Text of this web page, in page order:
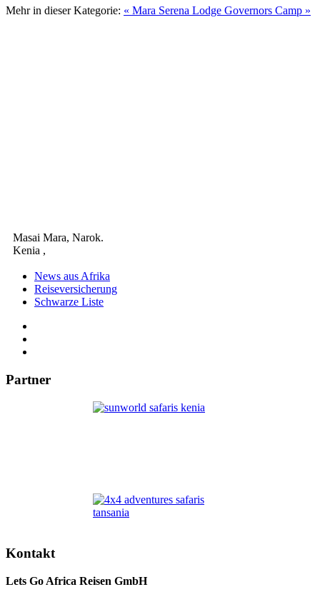
Mehr in dieser Kategorie: « Mara Serena Lodge Governors Camp »
Masai Mara, Narok.
Kenia ,
News aus Afrika
Reiseversicherung
Schwarze Liste
Partner
Kontakt
Lets Go Africa Reisen GmbH